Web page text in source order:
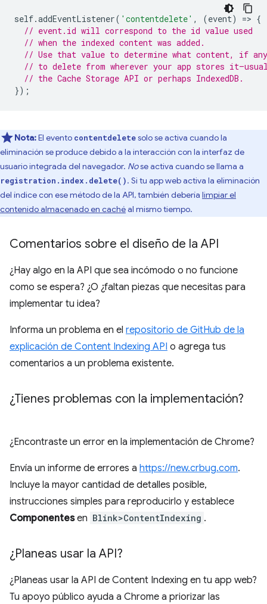
self.addEventListener( 'contentdelete' , (event) => {
// event.id will correspond to the id value used
// when the indexed content was added.
// Use that value to determine what content, if
// to delete from wherever your app stores
// the Cache Storage API or perhaps IndexedDB.
});
Nota:El evento contentdeletesolo se activa cuando la
eliminación se produce debido a la interacción con la interfaz de
usuario integrada del navegador. Nose activa cuando se llama a
registration.index.delete(). Si tu app web activa la eliminación
del índice con ese método de la API, también debería limpiar el
contenido almacenado en cachéal mismo tiempo.
Comentarios sobre el diseño de la API
¿Hay algo en la API que sea incómodo o no funcione
como se espera? ¿O ¿faltan piezas que necesitas para
implementar tu idea?
Informa un problema en el repositorio de GitHub de la
explicación de Content Indexing API o agrega tus
comentarios a un problema existente.
¿Tienes problemas con la implementación?
¿Encontraste un error en la implementación de Chrome?
Envía un informe de errores a https://new.crbug.com.
Incluye la mayor cantidad de detalles posible,
instrucciones simples para reproducirlo y establece
Componentesen Blink>ContentIndexing .
¿Planeas usar la API?
¿Planeas usar la API de Content Indexing en tu app web?
Tu apoyo público ayuda a Chrome a priorizar las